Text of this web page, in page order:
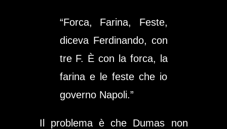
“Forca, Farina, Feste,
diceva Ferdinando, con
tre F. È con la forca, la
farina e le feste che io
governo Napoli.”
Il problema è che Dumas non